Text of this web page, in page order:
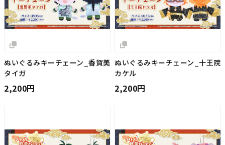
ぬいぐるみキーチェーン_香賀美
タイガ
2,200円
ぬいぐるみキーチェーン_十王院
カケル
2,200円